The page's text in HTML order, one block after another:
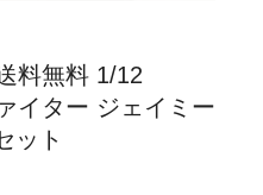
料無料 1/12
イター ジェイミー
ット